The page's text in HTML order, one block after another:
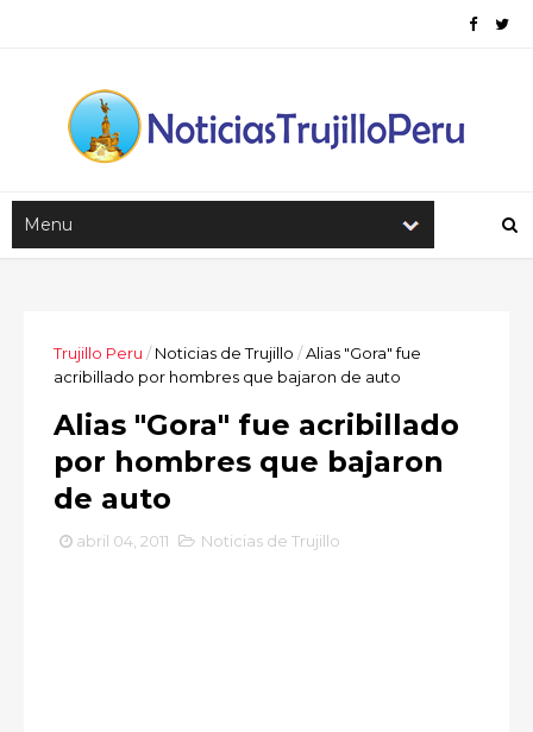
Trujillo Peru / Noticias de Trujillo /Alias "Gora" fue
acribillado por hombres que bajaron de auto
Alias "Gora" fue acribillado
por hombres que bajaron
de auto
abril 04, 2011 Noticias de Trujillo